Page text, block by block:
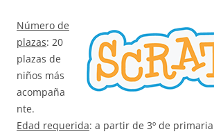
Número de
plazas: 20
plazas de
niños más
acompaña
nte.
Edad requerida: a partir de 3º de